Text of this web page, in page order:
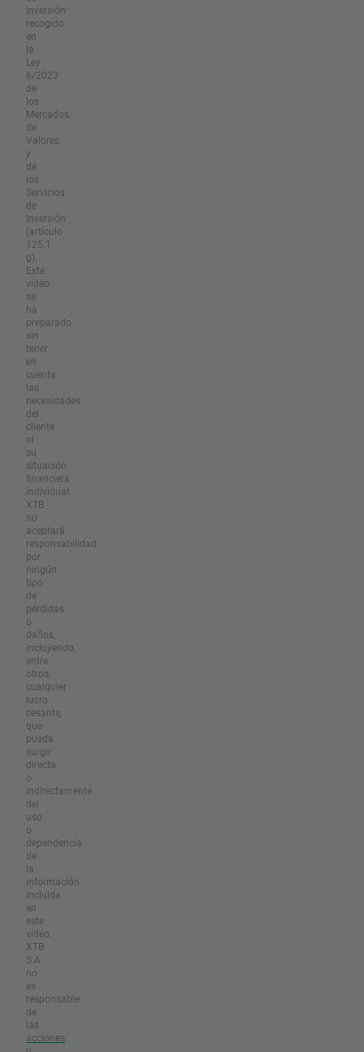
inversión
recogido
en
la
Ley
6/2023
de
los
Mercados
de
Valores
y
de
los
Servicios
de
Inversión
(artículo
125.1
g).
Este
vídeo
se
ha
preparado
sin
tener
en
cuenta
las
necesidades
del
cliente
ni
su
situación
financiera
individual.
XTB
no
aceptará
responsabilidad
por
ningún
tipo
de
pérdidas
o
daños,
incluyendo,
entre
otros,
cualquier
lucro
cesante,
que
pueda
surgir
directa
o
indirectamente
del
uso
o
dependencia
de
la
información
incluida
en
este
vídeo.
XTB
S.A.
no
es
responsable
de
las
acciones